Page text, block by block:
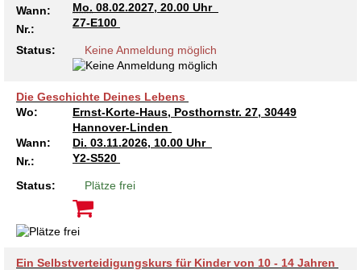
Wann:
Mo. 08.02.2027, 20.00 Uhr
Nr.:
Z7-E100
Status: Keine Anmeldung möglich
Die Geschichte Deines Lebens
Wo:
Ernst-Korte-Haus, Posthornstr. 27, 30449
Hannover-Linden
Wann:
Di. 03.11.2026, 10.00 Uhr
Nr.:
Y2-S520
Status: Plätze frei
Ein Selbstverteidigungskurs für Kinder von 10 - 14 Jahren